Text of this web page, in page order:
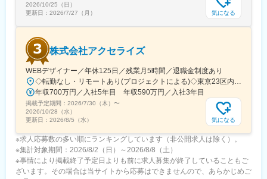
2026/10/25（日）
更新日： 2026/7/27（月） 気になる
株式会社アクセライズ
WEBデザイナー／年休125日／残業月5時間／退職金制度あり
◇転勤なし・リモートあり(プロジェクトによる)◇東京23区内を中心としたプロジェクト先▽勤務エリア・東京都内を中心とした一都三県・東京23区内のプロジェクトが中心・プロジェクトによりリモートワークあり・千葉、埼玉、神奈川にも案件あり。強制はなし。■東京本社／東京都千代田区神田小川町1-5-1 神田御幸ビル8F
年収700万円／入社5年目 年収590万円／入社3年目
掲載予定期間： 2026/7/30（木） 〜
2026/10/28（水）
更新日： 2026/8/5（水） 気になる
※求人応募数の多い順にランキングしています（非公開求人は除く）。
※集計対象期間：2026/8/2（日）～2026/8/8（土）
※事情により掲載終了予定日よりも前に求人募集が終了していることもご
ざいます。その場合は当サイトから応募はできませんので、あらかじめご